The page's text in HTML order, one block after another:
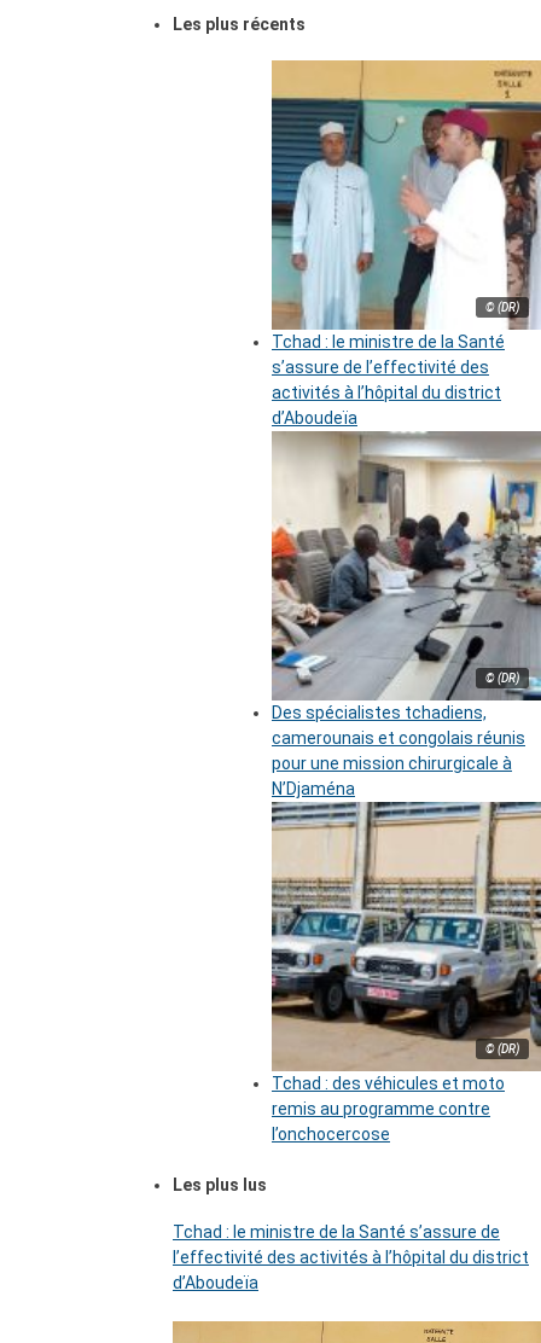
Les plus récents
© (DR)
Tchad : le ministre de la Santé
s’assure de l’effectivité des
activités à l’hôpital du district
d’Aboudeïa
© (DR)
Des spécialistes tchadiens,
camerounais et congolais réunis
pour une mission chirurgicale à
N’Djaména
© (DR)
Tchad : des véhicules et moto
remis au programme contre
l’onchocercose
Les plus lus
Tchad : le ministre de la Santé s’assure de
l’effectivité des activités à l’hôpital du district
d’Aboudeïa